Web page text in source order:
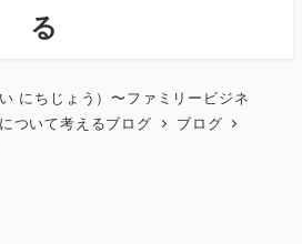
る
にちじょう）〜ファミリービジネ
ついて考えるブログ
ブログ